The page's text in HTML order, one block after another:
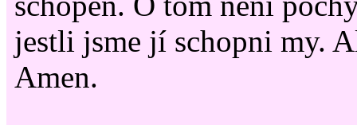
jestli jsme jí schopni my.
Amen.